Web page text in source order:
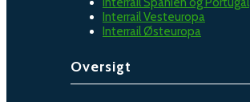
Interrail Vesteuropa
Interrail Østeuropa
Oversigt